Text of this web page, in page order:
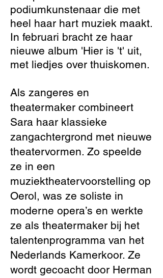
podiumkunstenaar die met
heel haar hart muziek maakt.
In februari bracht ze haar
nieuwe album 'Hier is 't' uit,
met liedjes over thuiskomen.
Als zangeres en
theatermaker combineert
Sara haar klassieke
zangachtergrond met nieuwe
theatervormen. Zo speelde
ze in een
muziektheatervoorstelling op
Oerol, was ze soliste in
moderne opera’s en werkte
ze als theatermaker bij het
talentenprogramma van het
Nederlands Kamerkoor. Ze
wordt gecoacht door Herman